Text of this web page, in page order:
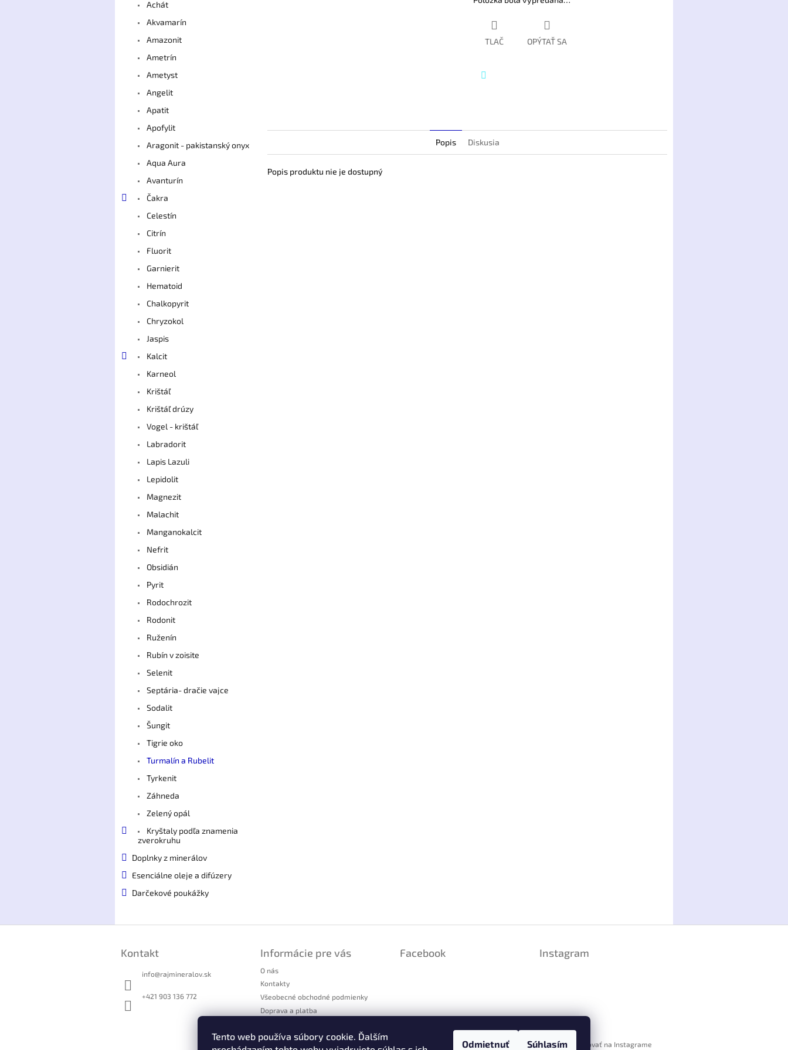
Tento web používa súbory cookie. Ďalším
Odmietnuť Súhlasím
Achát
Akvamarín
Amazonit
Ametrín
Ametyst
Angelit
Apatit
Apofylit
Aragonit - pakistanský onyx
Aqua Aura
Avanturín
Čakra
Celestín
Citrín
Fluorit
Garnierit
Hematoid
Chalkopyrit
Chryzokol
Jaspis
Kalcit
Karneol
Krištáľ
Krištáľ drúzy
Vogel - krištáľ
Labradorit
Lapis Lazuli
Lepidolit
Magnezit
Malachit
Manganokalcit
Nefrit
Obsidián
Pyrit
Rodochrozit
Rodonit
Ruženín
Rubín v zoisite
Selenit
Septária- dračie vajce
Sodalit
Šungit
Tigrie oko
Turmalín a Rubelit
Tyrkenit
Záhneda
Zelený opál
Kryštaly podľa znamenia
zverokruhu
Doplnky z minerálov
Esenciálne oleje a difúzery
Darčekové poukážky
TLAČ OPÝTAŤ SA
Popis Diskusia
Popis produktu nie je dostupný
Kontakt
info@rajmineralov.sk
+421 903 136 772
Informácie pre vás
O nás
Kontakty
Všeobecné obchodné podmienky
Doprava a platba
Reklamačný poriadok
Facebook Instagram
Sledovať na Instagrame